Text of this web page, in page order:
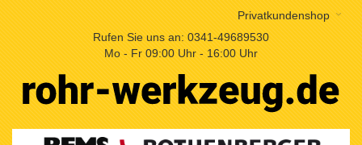
Privatkundenshop
Rufen Sie uns an: 0341-49689530
Mo - Fr 09:00 Uhr - 16:00 Uhr